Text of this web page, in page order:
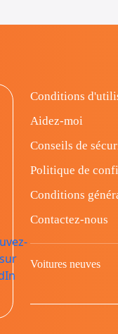
Conditions
Aidez-moi
Conseils de
Politique de
Conditions
Contactez-nous
Voitures neuves